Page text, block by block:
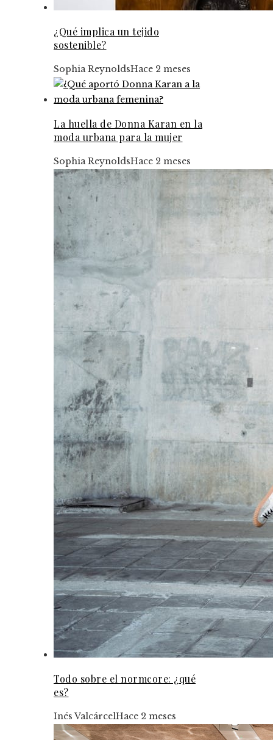
¿Qué implica un tejido
sostenible?
Sophia ReynoldsHace 2 meses
La huella de Donna Karan en la
moda urbana para la mujer
Sophia ReynoldsHace 2 meses
Todo sobre el normcore: ¿qué
es?
Inés ValcárcelHace 2 meses